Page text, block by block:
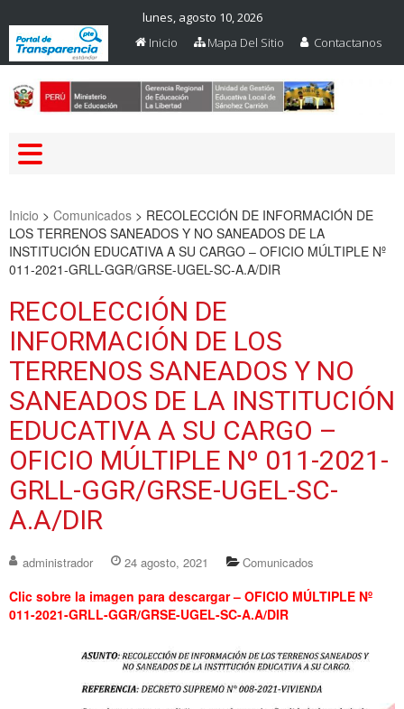
lunes, agosto 10, 2026
Inicio
Mapa Del Sitio Contactanos
Inicio > Comunicados > RECOLECCIÓN DE INFORMACIÓN DE
LOS TERRENOS SANEADOS Y NO SANEADOS DE LA
INSTITUCIÓN EDUCATIVA A SU CARGO – OFICIO MÚLTIPLE Nº
011-2021-GRLL-GGR/GRSE-UGEL-SC-A.A/DIR
RECOLECCIÓN DE
INFORMACIÓN DE LOS
TERRENOS SANEADOS Y NO
SANEADOS DE LA INSTITUCIÓN
EDUCATIVA A SU CARGO –
OFICIO MÚLTIPLE Nº 011-2021-
GRLL-GGR/GRSE-UGEL-SC-
A.A/DIR
administrador 24 agosto, 2021 Comunicados
Clic sobre la imagen para descargar – OFICIO MÚLTIPLE Nº
011-2021-GRLL-GGR/GRSE-UGEL-SC-A.A/DIR